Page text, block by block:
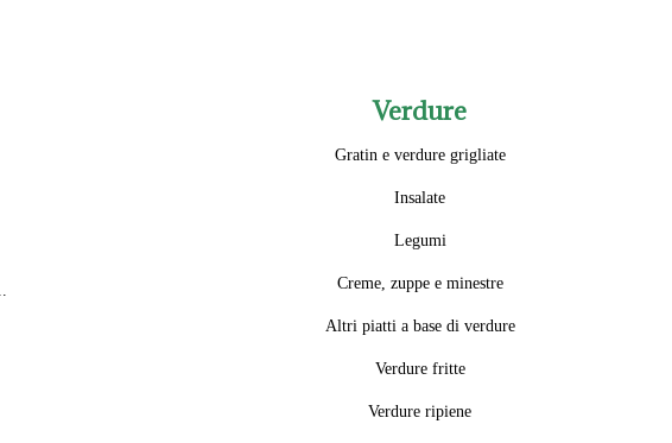
Verdure
Gratin e verdure grigliate
Insalate
Legumi
Creme, zuppe e minestre
Altri piatti a base di verdure
Verdure fritte
Verdure ripiene